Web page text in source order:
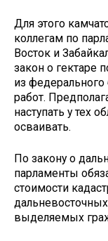
Для этого
коллегам по
Восток и
закон о гектаре
из
работ.
наступать у тех
осваивать.
По закону о
парламенты
стоимости
выделяемых